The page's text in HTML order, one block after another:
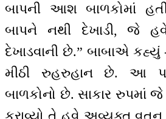
બાપની આશ બાળકોમાં
બાપને નથી દેખાડી, જે
દેખાડવાની છે.” બાબાએ
મીઠી રુહરુહાન છે. આ
બાળકોનો છે. સાકાર રુપમાં
કરાવ્યો તે હવે અવ્યક્ત વતન